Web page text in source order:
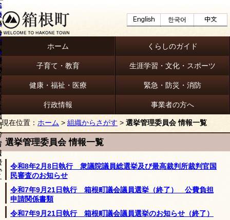
ホーム くらしのガイド
子育て・教育 生涯学習・文化・スポーツ
健康・福祉・医療 緊急・防災・消防
行政情報 事業者の方へ
現在位置： ホーム > 組織からさがす > 選挙管理委員会 情報一覧
選挙管理委員会 情報一覧
令和8年2月8日執行 衆議院議員総選挙及び最高裁判所裁判官国
民審査のお知らせ
令和7年9月21日執行 箱根町議会議員選挙（終了） 公費負担
申請関係書類
令和7年9月21日執行 箱根町議会議員選挙のお知らせ（終了）